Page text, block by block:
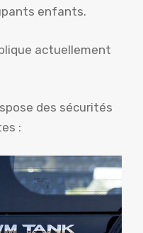
enfants.
actuellement
des sécurités
: